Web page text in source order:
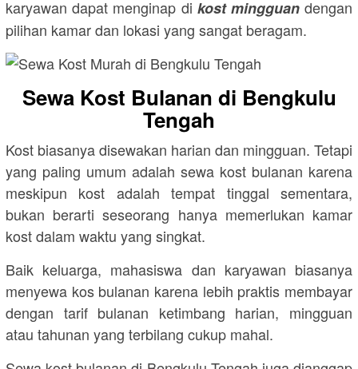
karyawan dapat menginap di kost mingguandengan
pilihan kamar dan lokasi yang sangat beragam.
Sewa Kost Bulanan di Bengkulu
Tengah
Kost biasanya disewakan harian dan mingguan. Tetapi
yang paling umum adalah sewa kost bulanan karena
meskipun kost adalah tempat tinggal sementara,
bukan berarti seseorang hanya memerlukan kamar
kost dalam waktu yang singkat.
Baik keluarga, mahasiswa dan karyawan biasanya
menyewa kos bulanan karena lebih praktis membayar
dengan tarif bulanan ketimbang harian, mingguan
atau tahunan yang terbilang cukup mahal.